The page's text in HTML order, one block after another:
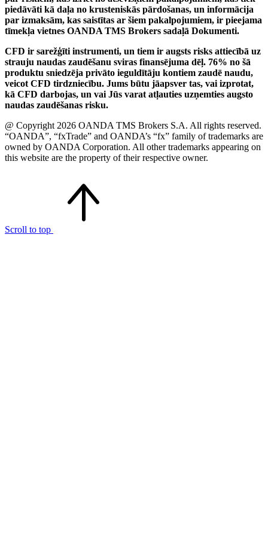
piedāvāti kā daļa no krusteniskās pārdošanas, un informācija
par izmaksām, kas saistītas ar šiem pakalpojumiem, ir pieejama
tīmekļa vietnes OANDA TMS Brokers sadaļā Dokumenti.
CFD ir sarežģīti instrumenti, un tiem ir augsts risks attiecībā uz
strauju naudas zaudēšanu sviras finansējuma dēļ. 76% no šā
produktu sniedzēja privāto ieguldītāju kontiem zaudē naudu,
veicot CFD tirdzniecību. Jums būtu jāapsver tas, vai izprotat,
kā CFD darbojas, un vai Jūs varat atļauties uzņemties augsto
naudas zaudēšanas risku.
@ Copyright 2026 OANDA TMS Brokers S.A. All rights reserved.
“OANDA”, “fxTrade” and OANDA’s “fx” family of trademarks are
owned by OANDA Corporation. All other trademarks appearing on
this website are the property of their respective owner.
Scroll to top